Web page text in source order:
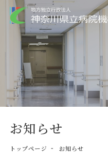
お知らせ
トップページ お知らせ